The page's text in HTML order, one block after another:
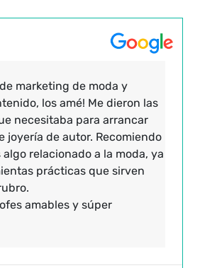
marketing de moda y
los amé! Me dieron las
necesitaba para arrancar
joyería de autor. Recomiendo
algo relacionado a la moda, ya
prácticas que sirven
amables y súper